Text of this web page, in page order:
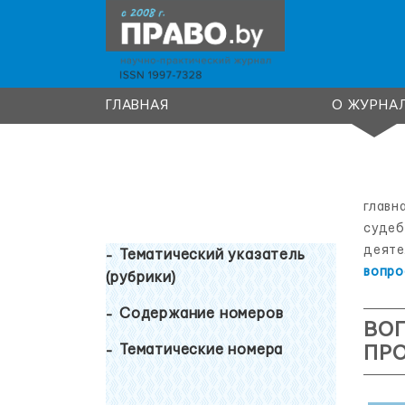
ГЛАВНАЯ О
Тематический указатель
(рубрики)
Содержание номеров
Тематические номера